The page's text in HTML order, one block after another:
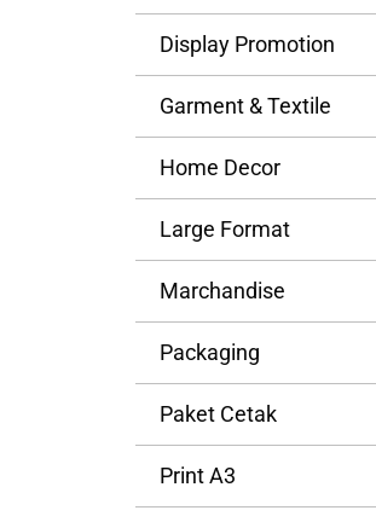
Display Promotion
Garment & Textile
Home Decor
Large Format
Marchandise
Packaging
Paket Cetak
Print A3